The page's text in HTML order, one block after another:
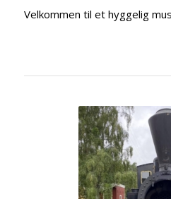
Velkommen til et hyggelig